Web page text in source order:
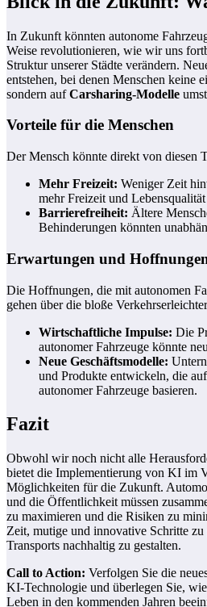
In Zukunft könnten autonome
Weise revolutionieren, wie wir uns
Struktur unserer Städte verändern.
entstehen, bei denen Menschen keine
sondern aufCarsharing-Modelle
Vorteile für die Menschen
Der Mensch könnte direkt von diesen
Mehr Freizeit: Weniger Zeit
mehr Freizeit und
Barrierefreiheit: Ältere
Behinderungen könnten
Erwartungen und
Die Hoffnungen, die mit autonomen
gehen über die bloße
Wirtschaftliche Impulse: Die
autonomer Fahrzeuge könnte
Neue Geschäftsmodelle:
und Produkte entwickeln, die
autonomer Fahrzeuge basieren.
Fazit
Obwohl wir noch nicht alle
bietet die Implementierung von KI im
Möglichkeiten für die Zukunft.
und die Öffentlichkeit müssen
zu maximieren und die Risiken zu
Zeit, mutige und innovative Schritte
Transports nachhaltig zu gestalten.
Call to Action: Verfolgen Sie die
KI-Technologie und überlegen Sie,
Leben in den kommenden Jahren